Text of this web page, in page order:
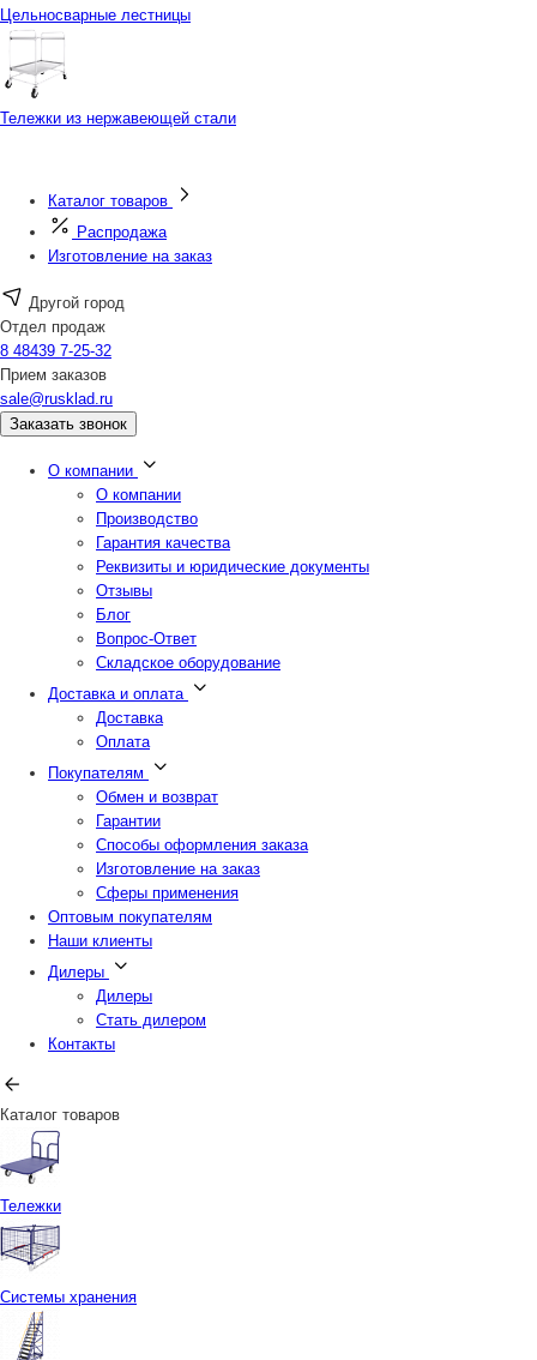
Цельносварные лестницы
Тележки из нержавеющей стали
Каталог товаров
Распродажа
Изготовление на заказ
Другой город
Отдел продаж
8 48439 7-25-32
Прием заказов
sale@rusklad.ru
Заказать звонок
О компании
О компании
Производство
Гарантия качества
Реквизиты и юридические документы
Отзывы
Блог
Вопрос-Ответ
Складское оборудование
Доставка и оплата
Доставка
Оплата
Покупателям
Обмен и возврат
Гарантии
Способы оформления заказа
Изготовление на заказ
Сферы применения
Оптовым покупателям
Наши клиенты
Дилеры
Дилеры
Стать дилером
Контакты
Каталог товаров
Тележки
Системы хранения